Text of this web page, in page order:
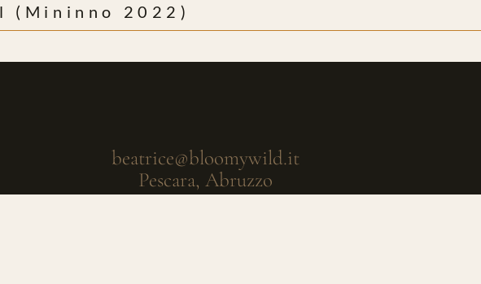
(Mininno 2022)
beatrice@bloomywild.it
Pescara, Abruzzo